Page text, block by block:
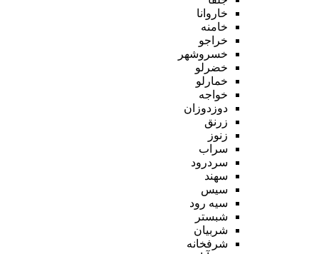
خاروانا
خامنه
خراجو
خسروشهر
خضرلو
خمارلو
خواجه
دوزدوزان
زرنق
زنوز
سراب
سردرود
سهند
سیس
سیه رود
شبستر
شربیان
شرفخانه